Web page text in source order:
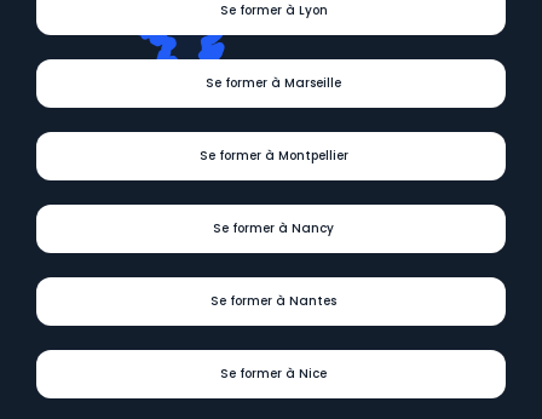
Se former à Lyon
Se former à Marseille
Se former à Montpellier
Se former à Nancy
Se former à Nantes
Se former à Nice